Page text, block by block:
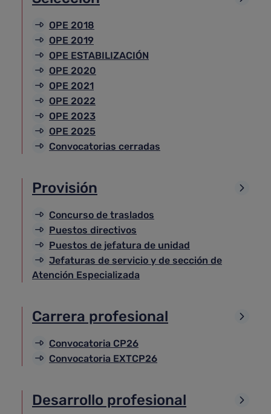
OPE 2018
OPE 2019
OPE ESTABILIZACIÓN
OPE 2020
OPE 2021
OPE 2022
OPE 2023
OPE 2025
Convocatorias cerradas
Provisión
Concurso de traslados
Puestos directivos
Puestos de jefatura de unidad
Jefaturas de servicio y de sección de
Atención Especializada
Carrera profesional
Convocatoria CP26
Convocatoria EXTCP26
Desarrollo profesional